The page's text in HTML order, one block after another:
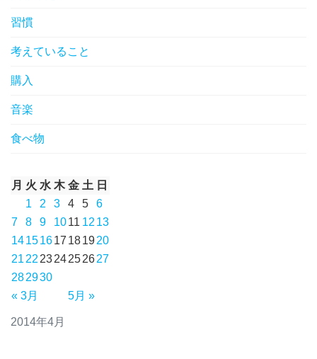
習慣
考えていること
購入
音楽
食べ物
2014年4月
月 火 水 木 金 土 日
« 3月 5月 »
1 2 3 4 5
6
7
8 9 1011 12 13
14151617 181920
21 22 2324252627
282930